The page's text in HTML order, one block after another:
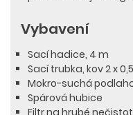
Vybavení
Sací hadice, 4 m
Sací trubka, kov 2 x
Mokro-suchá
Spárová hubice
Filtr na hrubé